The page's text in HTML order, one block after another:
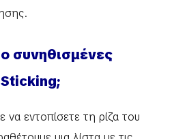
συνηθισμένες
Sticking;
εντοπίσετε τη ρίζα του